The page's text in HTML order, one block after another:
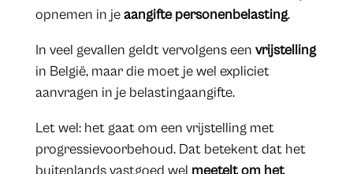
opnemen in jeaangifte personenbelasting.
In veel gevallen geldt vervolgens een vrijstelling
in België, maar die moet je wel expliciet
aanvragen in je belastingaangifte.
Let wel: het gaat om een vrijstelling met
progressievoorbehoud. Dat betekent dat het
buitenlands vastgoed wel meetelt om het